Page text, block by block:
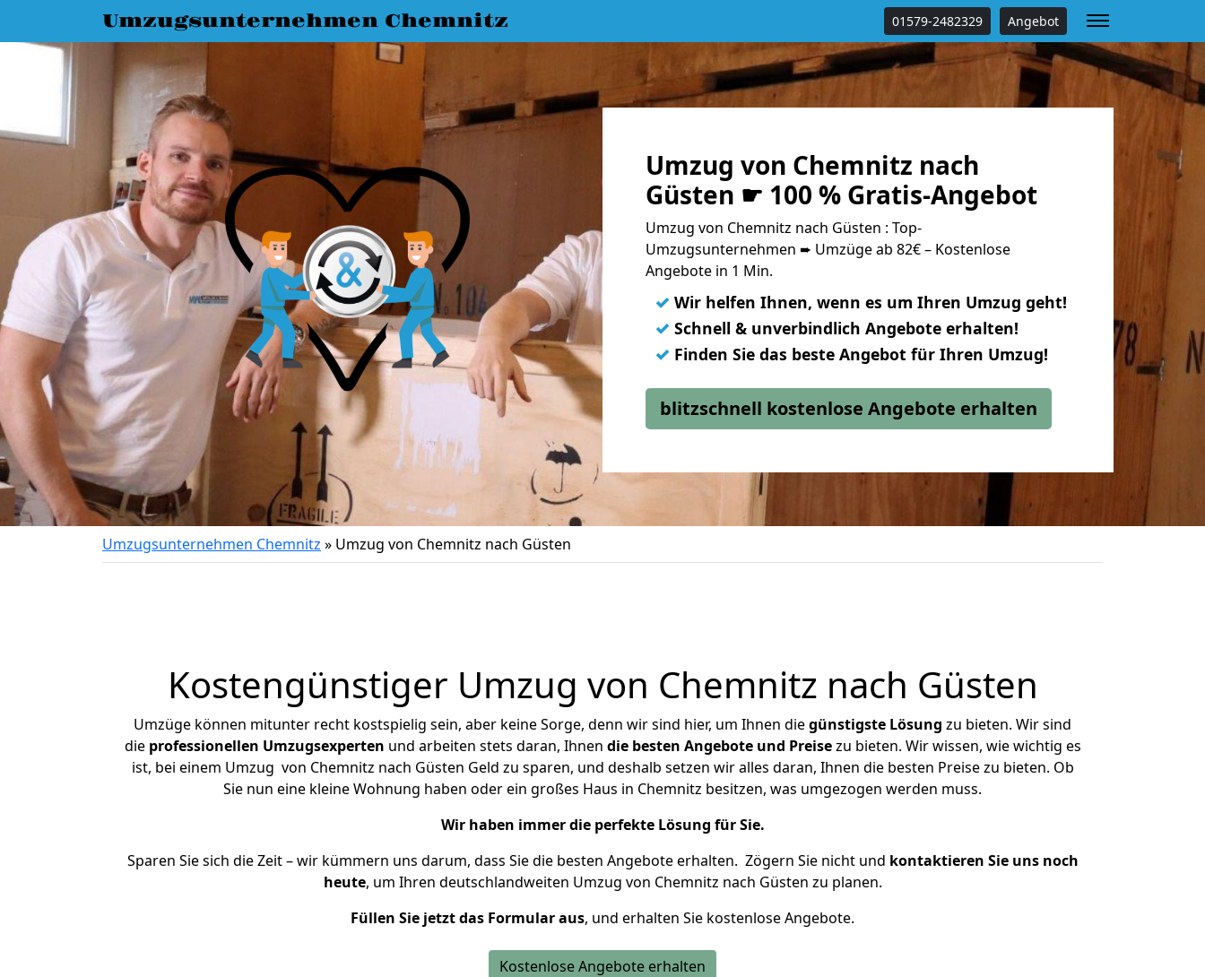
Umzugsunternehmen Chemnitz 01579-2482329 Angebot
Umzug von Chemnitz nach
Güsten ☛ 100 % Gratis-Angebot
Umzug von Chemnitz nach Güsten : Top-
Umzugsunternehmen ➨ Umzüge ab 82€ – Kostenlose
Angebote in 1 Min.
✓ Wir helfen Ihnen, wenn es um Ihren Umzug geht!
✓ Schnell & unverbindlich Angebote erhalten!
✓ Finden Sie das beste Angebot für Ihren Umzug!
blitzschnell kostenlose Angebote erhalten
Umzugsunternehmen Chemnitz » Umzug von Chemnitz nach Güsten
Kostengünstiger Umzug von Chemnitz nach Güsten
Umzüge können mitunter recht kostspielig sein, aber keine Sorge, denn wir sind hier, um Ihnen diegünstigste Lösung zu bieten. Wir sind
die professionellen Umzugsexperten und arbeiten stets daran, Ihnen die besten Angebote und Preisezu bieten. Wir wissen, wie wichtig es
ist, bei einem Umzug von Chemnitz nach Güsten Geld zu sparen, und deshalb setzen wir alles daran, Ihnen die besten Preise zu bieten. Ob
Sie nun eine kleine Wohnung haben oder ein großes Haus in Chemnitz besitzen, was umgezogen werden muss.
Wir haben immer die perfekte Lösung für Sie.
Sparen Sie sich die Zeit – wir kümmern uns darum, dass Sie die besten Angebote erhalten. Zögern Sie nicht und kontaktieren Sie uns noch
heute, um Ihren deutschlandweiten Umzug von Chemnitz nach Güsten zu planen.
Füllen Sie jetzt das Formular aus, und erhalten Sie kostenlose Angebote.
Kostenlose Angebote erhalten